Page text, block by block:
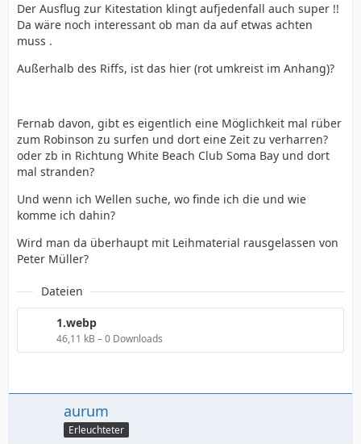
Der Ausflug zur Kitestation klingt aufjedenfall auch super !!
Da wäre noch interessant ob man da auf etwas achten
muss .
Außerhalb des Riffs, ist das hier (rot umkreist im Anhang)?
Fernab davon, gibt es eigentlich eine Möglichkeit mal rüber
zum Robinson zu surfen und dort eine Zeit zu verharren?
oder zb in Richtung White Beach Club Soma Bay und dort
mal stranden?
Und wenn ich Wellen suche, wo finde ich die und wie
komme ich dahin?
Wird man da überhaupt mit Leihmaterial rausgelassen von
Peter Müller?
Dateien
1.webp
46,11 kB – 0 Downloads
aurum
Erleuchteter